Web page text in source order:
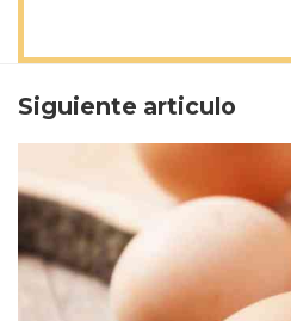
Siguiente articulo